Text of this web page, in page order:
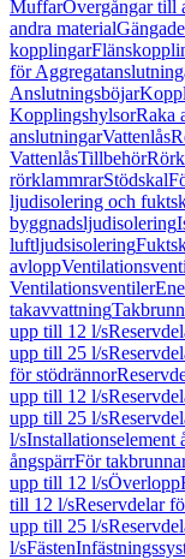
MuffarÖvergångar till
andra material
kopplingar
för
Anslutningsböjar
KopplingshylsorRaka
anslutningarVattenlås
VattenlåsTillbehör
rörklammrarStödskal
ljudisolering och
byggnadsljudisolering
luftljudsisolering
avlopp
Ventilationsventiler
takavvattning
upp till 12 l/s
upp till 25 l/s
för stödrännor
upp till 12 l/s
upp till 25 l/s
l/sInstallationselement
ångspärrFör
upp till 12 l/sÖverlopp
till 12 l/sReservdelar
upp till 25 l/s
l/sFästen